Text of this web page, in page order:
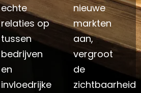
echte
relaties op
tussen
bedrijven
en
invloedrijke
nieuwe
markten
aan,
vergroot
de
zichtbaarheid